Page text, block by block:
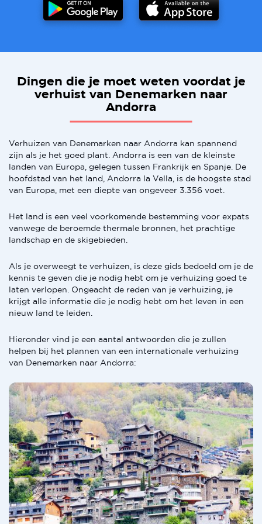
Dingen die je moet weten voordat je
verhuist van Denemarken naar
Andorra
Verhuizen van Denemarken naar Andorra kan spannend
zijn als je het goed plant. Andorra is een van de kleinste
landen van Europa, gelegen tussen Frankrijk en Spanje. De
hoofdstad van het land, Andorra la Vella, is de hoogste stad
van Europa, met een diepte van ongeveer 3.356 voet.
Het land is een veel voorkomende bestemming voor expats
vanwege de beroemde thermale bronnen, het prachtige
landschap en de skigebieden.
Als je overweegt te verhuizen, is deze gids bedoeld om je de
kennis te geven die je nodig hebt om je verhuizing goed te
laten verlopen. Ongeacht de reden van je verhuizing, je
krijgt alle informatie die je nodig hebt om het leven in een
nieuw land te leiden.
Hieronder vind je een aantal antwoorden die je zullen
helpen bij het plannen van een internationale verhuizing
van Denemarken naar Andorra: